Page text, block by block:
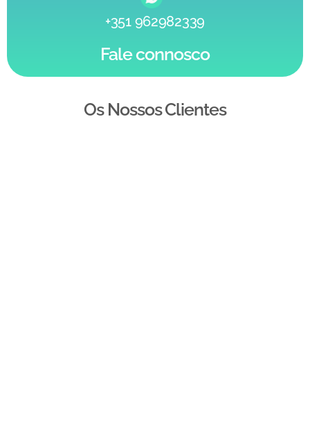
+351 962982339
Fale connosco
Os Nossos Clientes